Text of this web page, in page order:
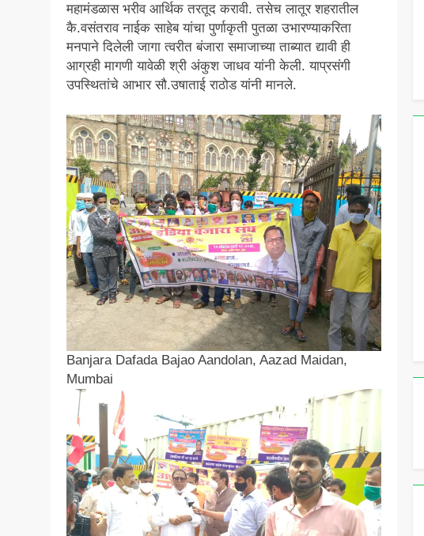
महामंडळास भरीव आर्थिक तरतूद करावी. तसेच लातूर शहरातील
कै.वसंतराव नाईक साहेब यांचा पुर्णाकृती पुतळा उभारण्याकरिता
मनपाने दिलेली जागा त्वरीत बंजारा समाजाच्या ताब्यात द्यावी ही
आग्रही मागणी यावेळी श्री अंकुश जाधव यांनी केली. याप्रसंगी
उपस्थितांचे आभार सौ.उषाताई राठोड यांनी मानले.
Banjara Dafada Bajao Aandolan, Aazad Maidan,
Mumbai